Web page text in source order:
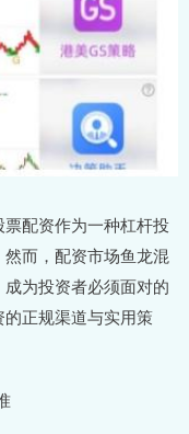
配资作为一种杠杆投
而，配资市场鱼龙混
为投资者必须面对的
正规渠道与实用策